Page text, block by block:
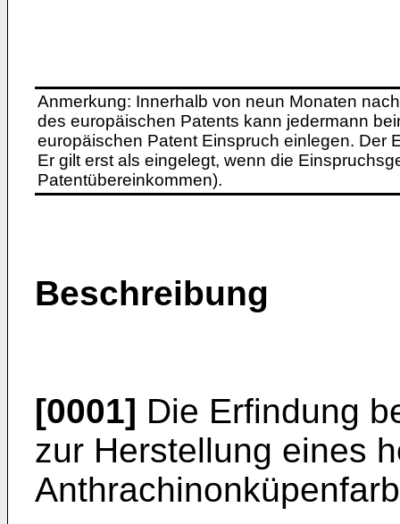
Anmerkung: Innerhalb von neun Monaten
des europäischen Patents kann jedermann
europäischen Patent Einspruch einlegen. Der
Er gilt erst als eingelegt, wenn die
Patentübereinkommen).
Beschreibung
[0001] Die Erfindung
zur Herstellung eines